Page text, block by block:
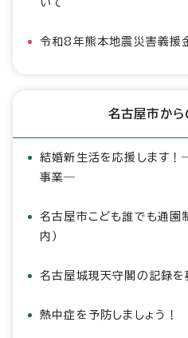
いて
令和8年熊本地震災害義援
名古屋市から
結婚新生活を応援します
事業―
名古屋市こども誰でも通園
内）
名古屋城現天守閣の記録を
熱中症を予防しましょう！